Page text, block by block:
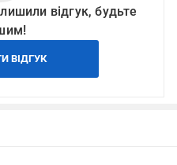
відгук, будьте
ВІДГУК